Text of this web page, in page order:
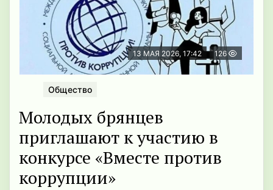
13 МАЯ 2026, 17:42 126
Общество
Молодых брянцев
приглашают к участию в
конкурсе «Вместе против
коррупции»